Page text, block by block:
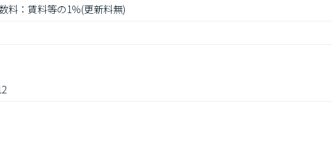
料：賃料等の1％(更新料無)